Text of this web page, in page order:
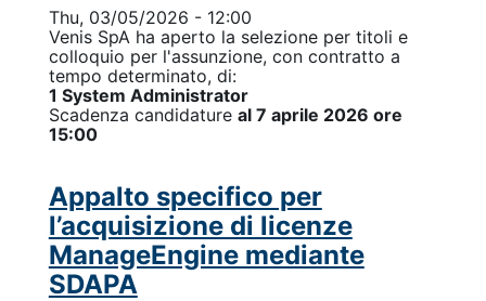
Thu, 03/05/2026 - 12:00
Venis SpA ha aperto la selezione per titoli e
colloquio per l'assunzione, con contratto a
tempo determinato, di:
1 System Administrator
Scadenza candidature al 7 aprile 2026 ore
15:00
Appalto specifico per
l’acquisizione di licenze
ManageEngine mediante
SDAPA